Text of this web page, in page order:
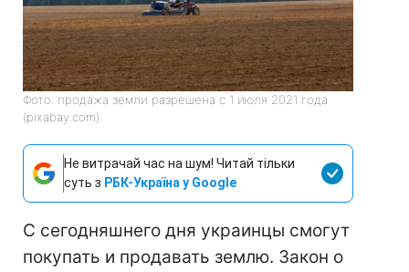
Фото: продажа земли разрешена с 1 июля 2021 года
(pixabay.com)
Не витрачай час на шум! Читай тільки
суть з РБК-Україна у Google
С сегодняшнего дня украинцы смогут
покупать и продавать землю. Закон о